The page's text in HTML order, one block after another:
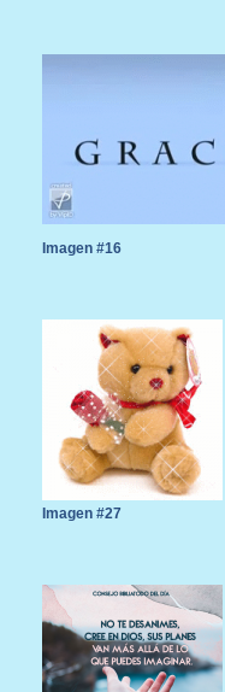
Imagen #16
Imagen #27